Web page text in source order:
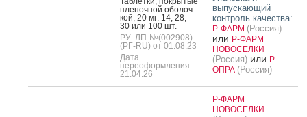
пле­ноч­ной обо­лоч­
кой, 20 мг: 14, 28,
30 или 100 шт.
РУ: ЛП-№(002908)-
(РГ-RU) от 01.08.23
Дата
переоформления:
21.04.26
выпускающий
контроль качества:
Р-ФАРМ (Россия)
или Р-ФАРМ
НОВОСЕЛКИ
(Россия) или Р-
ОПРА (Россия)
Р-ФАРМ
НОВОСЕЛКИ